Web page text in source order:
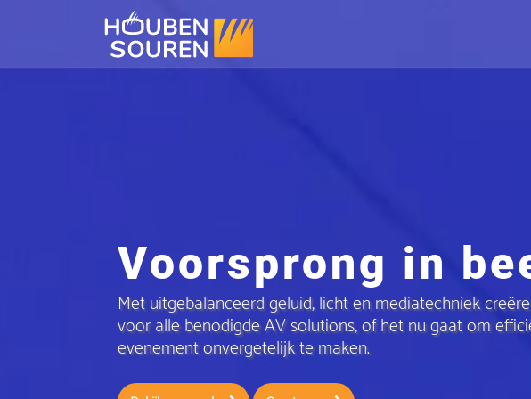
Voorsprong in
Met uitgebalanceerd geluid, licht en mediatechniek
voor alle benodigde AV solutions, of het nu gaat om
evenement onvergetelijk te maken.